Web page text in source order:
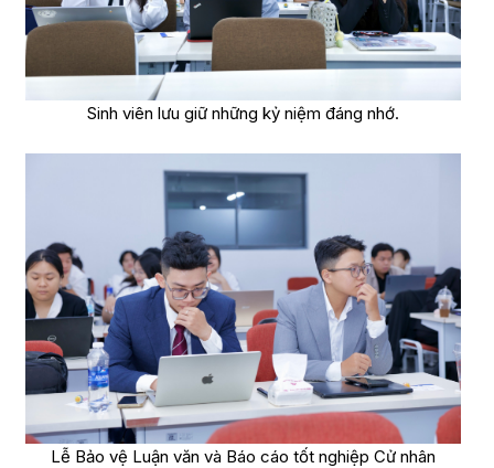
Sinh viên lưu giữ những kỷ niệm đáng nhớ.
Lễ Bảo vệ Luận văn và Báo cáo tốt nghiệp Cử nhân